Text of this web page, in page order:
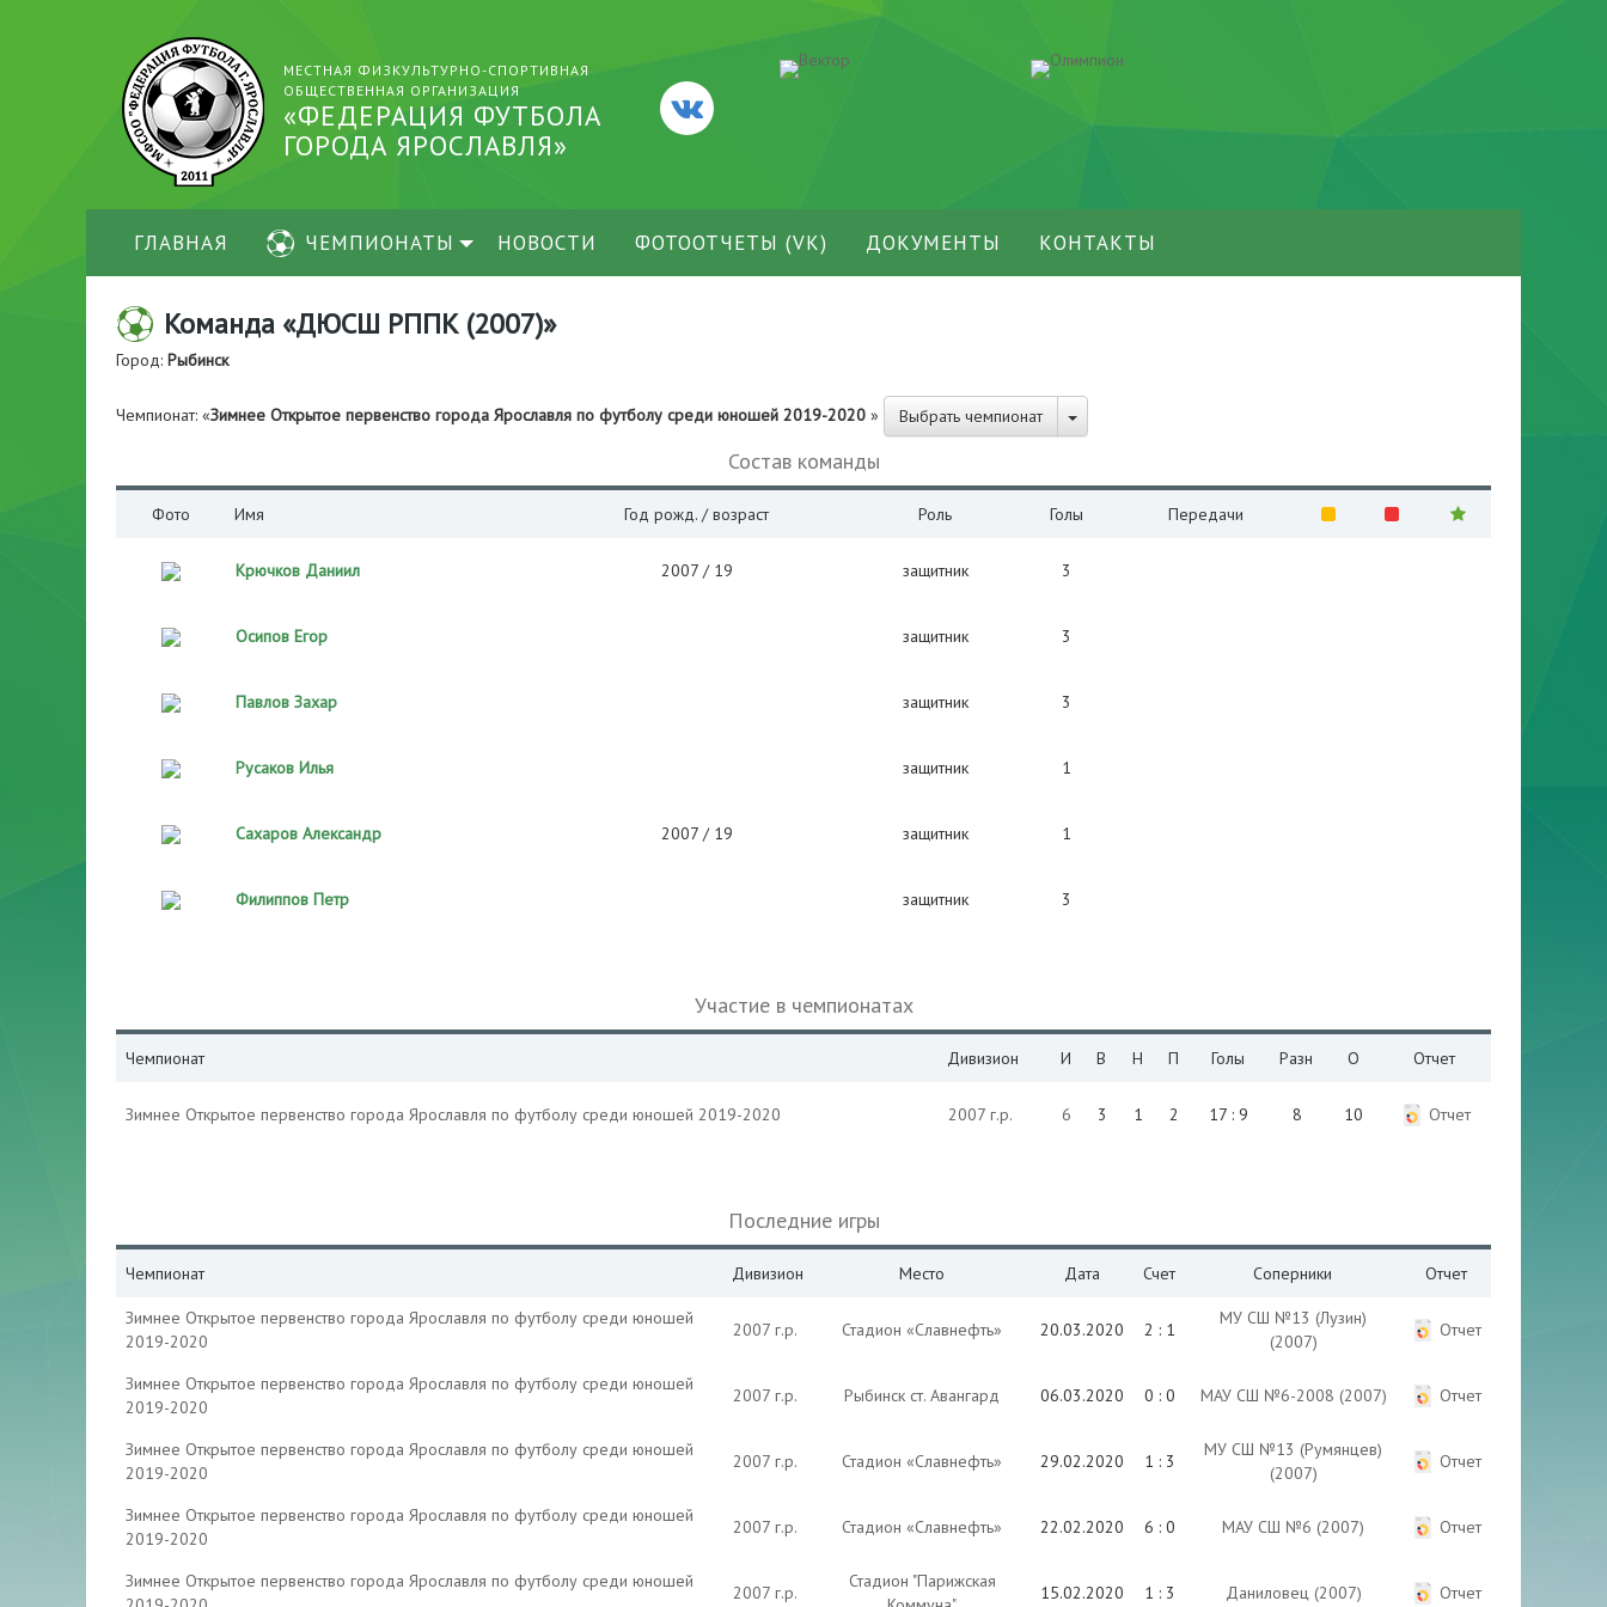
МЕСТНАЯ ФИЗКУЛЬТУРНО-СПОРТИВНАЯ
ОБЩЕСТВЕННАЯ ОРГАНИЗАЦИЯ
«ФЕДЕРАЦИЯ ФУТБОЛА
ГОРОДА ЯРОСЛАВЛЯ»
ГЛАВНАЯ ЧЕМПИОНАТЫ НОВОСТИ ФОТООТЧЕТЫ (VK) ДОКУМЕНТЫ КОНТАКТЫ
Команда «ДЮСШ РППК (2007)»
Город: Рыбинск
Чемпионат: «Зимнее Открытое первенство города Ярославля по футболу среди юношей 2019-2020 » Выбрать чемпионат
Состав команды
Фото Имя Год рожд. / возраст Роль Голы Передачи
Крючков Даниил 2007 / 19 защитник 3
Осипов Егор защитник 3
Павлов Захар защитник 3
Русаков Илья защитник 1
Сахаров Александр 2007 / 19 защитник 1
Филиппов Петр защитник 3
Участие в чемпионатах
Чемпионат Дивизион И В Н П Голы Разн О Отчет
Зимнее Открытое первенство города Ярославля по футболу среди юношей 2019-2020 2007 г.р. 6 3 1 2 17 : 9 8 10 Отчет
Последние игры
Чемпионат Дивизион Место Дата Счет Соперники Отчет
Зимнее Открытое первенство города Ярославля по футболу среди юношей
2019-2020
2007 г.р. Стадион «Славнефть» 20.03.2020 2 : 1
МУ СШ №13 (Лузин)
(2007)
Отчет
Зимнее Открытое первенство города Ярославля по футболу среди юношей
2019-2020
2007 г.р. Рыбинск ст. Авангард 06.03.2020 0 : 0 МАУ СШ №6-2008 (2007) Отчет
Зимнее Открытое первенство города Ярославля по футболу среди юношей
2019-2020
2007 г.р. Стадион «Славнефть» 29.02.2020 1 : 3
МУ СШ №13 (Румянцев)
(2007)
Отчет
Зимнее Открытое первенство города Ярославля по футболу среди юношей
2019-2020
2007 г.р. Стадион «Славнефть» 22.02.2020 6 : 0 МАУ СШ №6 (2007) Отчет
Зимнее Открытое первенство города Ярославля по футболу среди юношей
2007 г.р.
Стадион "Парижская
15.02.2020 1 : 3 Даниловец (2007) Отчет